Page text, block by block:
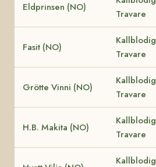
Eldprinsen (NO)
Travare
Fasit (NO)
Kallblodig
Travare
Grötte Vinni (NO)
Kallblodig
Travare
H.B. Makita (NO)
Kallblodig
Travare
Kallblodig